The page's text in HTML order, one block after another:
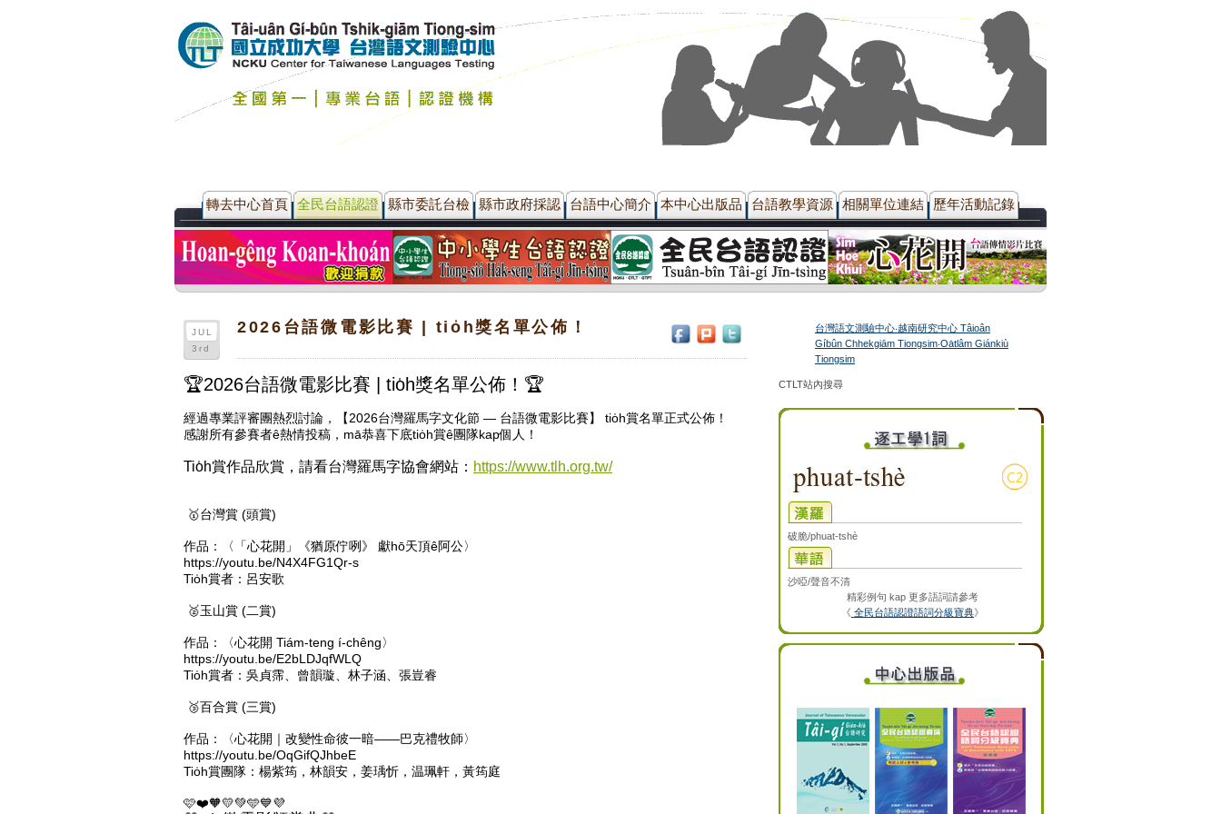
轉去中心首頁 全民台語認證 縣市委託台檢 縣市政府採認 台語中心簡介 本中心出版品 台語教學資源 相關單位連結 歷年活動記錄
JUL
3rd
2026台語微電影比賽 | tio̍h獎名單公佈！
🏆2026台語微電影比賽 | tio̍h獎名單公佈！🏆
經過專業評審團熱烈討論，【2026台灣羅馬字文化節 — 台語微電影比賽】 tio̍h賞名單正式公佈！
感謝所有參賽者ê熱情投稿，mā恭喜下底tio̍h賞ê團隊kap個人！
Tio̍h賞作品欣賞，請看台灣羅馬字協會網站： https://www.tlh.org.tw/
🥇台灣賞 (頭賞)
作品：〈「心花開」《猶原佇咧》 獻hō͘天頂ê阿公〉
https://youtu.be/N4X4FG1Qr-s
Tio̍h賞者：呂安歌
🥈玉山賞 (二賞)
作品：〈心花開 Tiám-teng í-chêng〉
https://youtu.be/E2bLDJqfWLQ
Tio̍h賞者：吳貞霈、曾韻璇、林子涵、張豈睿
🥉百合賞 (三賞)
作品：〈心花開｜改變性命彼一暗——巴克禮牧師〉
https://youtu.be/OqGifQJhbeE
Tio̍h賞團隊：楊紫筠，林韻安，姜瑀忻，温珮軒，黃筠庭
🩷❤️🧡💛💚🩵💙💜
台灣語文測驗中心‧越南研究中心 Tâioân
Gíbûn Chhekgiām Tiongsim‧Oa̍tlâm Giánkiù
Tiongsim
CTLT站內搜尋
破脆/phuat-tshè
沙啞/聲音不清
精彩例句 kap 更多語詞請參考
《 全民台語認證語詞分級寶典》